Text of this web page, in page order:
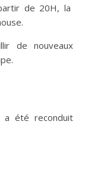
de 20H, la
de nouveaux
a été reconduit